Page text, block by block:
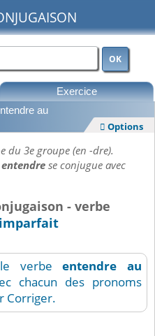
OK
Exercice
au
 Options
du 3e groupe (en -dre).
se conjugue avec
- verbe
le verbeentendre
au
chacun des pronoms
Corriger.